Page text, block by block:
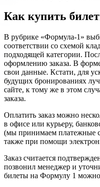
Как купить
В рубрике «Формула-1»
соответствии со схемой
подходящей категории.
оформлению заказа. В
свои данные. Кстати, для
будущих бронированиях
сайте, к тому же в этом
заказа.
Оплатить заказ можно
в офисе или курьеру,
(мы принимаем платежные
также при помощи
Заказ считается
позвонил менеджер и
билеты на Формулу 1 можно